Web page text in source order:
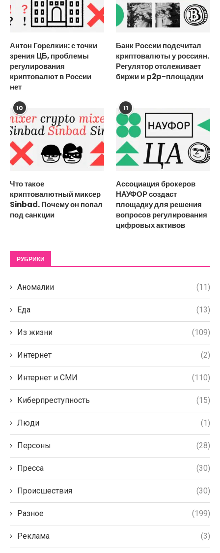
Антон Горелкин: с точки
зрения ЦБ, проблемы
регулирования
криптовалют в России
нет
Банк России подсчитал
криптовалюты у россиян.
Регулятор отслеживает
биржи и p2p-площадки
10
Что такое
криптовалютный миксер
Sinbad. Почему он попал
под санкции
11
Ассоциация брокеров
НАУФОР создаст
площадку для решения
вопросов регулирования
цифровых активов
РУБРИКИ
Аномалии (11)
Еда (13)
Из жизни (109)
Интернет (2)
Интернет и СМИ (110)
Киберпреступность (15)
Люди (1)
Персоны (28)
Пресса (30)
Происшествия (30)
Разное (199)
Реклама (3)